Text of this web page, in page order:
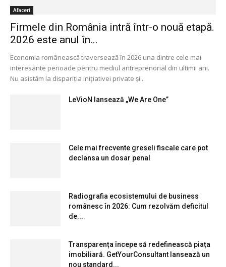
Afaceri
Firmele din România intră într-o nouă etapă.
2026 este anul în...
Economia românească traversează în 2026 una dintre cele mai
interesante perioade pentru mediul antreprenorial din ultimii ani.
Nu asistăm la dispariția inițiativei private și...
LeVioN lansează „We Are One”
Cele mai frecvente greseli fiscale care pot
declansa un dosar penal
Radiografia ecosistemului de business
românesc în 2026: Cum rezolvăm deficitul
de...
Transparența începe să redefinească piața
imobiliară. GetYourConsultant lansează un
nou standard...